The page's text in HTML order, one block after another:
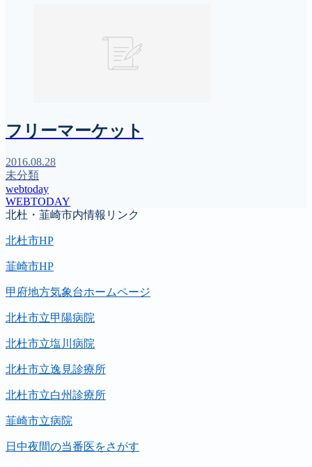
フリーマーケット
2016.08.28
未分類
webtoday
WEBTODAY
北杜・韮崎市内情報リンク
北杜市HP
韮崎市HP
甲府地方気象台ホームページ
北杜市立甲陽病院
北杜市立塩川病院
北杜市立逸見診療所
北杜市立白州診療所
韮崎市立病院
日中夜間の当番医をさがす